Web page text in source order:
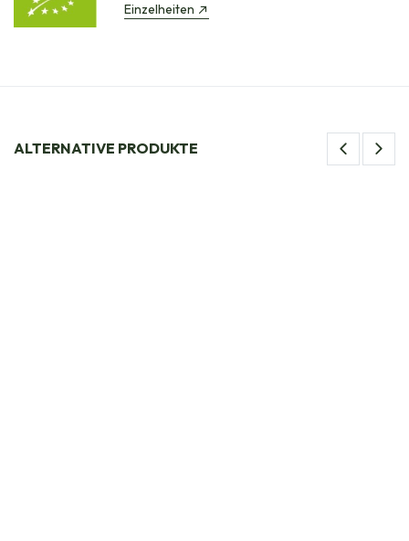
Einzelheiten
ALTERNATIVE PRODUKTE